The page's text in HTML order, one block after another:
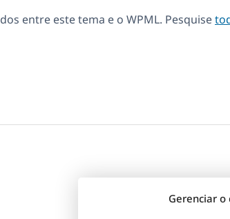
Gerenciar
entre este tema e o WPML. Pesquise